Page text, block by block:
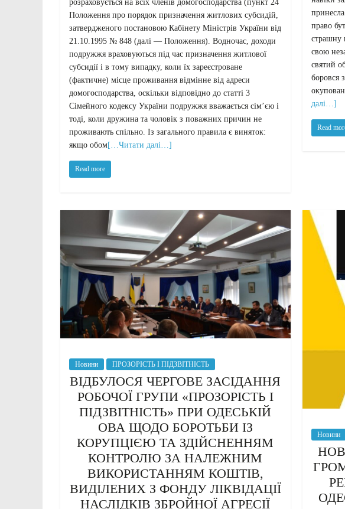
розраховується на всіх членів домогосподарства (пункт 24
Положення про порядок призначення житлових субсидій,
затвердженого постановою Кабінету Міністрів України від
21.10.1995 № 848 (далі — Положення). Водночас, доходи
подружжя враховуються під час призначення житлової
субсидії і в тому випадку, коли їх зареєстроване
(фактичне) місце проживання відмінне від адреси
домогосподарства, оскільки відповідно до статті 3
Сімейного кодексу України подружжя вважається сім’єю і
тоді, коли дружина та чоловік з поважних причин не
проживають спільно. Із загального правила є виняток:
якщо обом[…Читати далі…]
Read more
право
страшну
свою
святий
боровся
далі…]
Read
Новини ПРОЗОРІСТЬ І ПІДЗВІТНІСТЬ
ВІДБУЛОСЯ ЧЕРГОВЕ ЗАСІДАННЯ
РОБОЧОЇ ГРУПИ «ПРОЗОРІСТЬ І
ПІДЗВІТНІСТЬ» ПРИ ОДЕСЬКІЙ
ОВА ЩОДО БОРОТЬБИ ІЗ
КОРУПЦІЄЮ ТА ЗДІЙСНЕННЯМ
КОНТРОЛЮ ЗА НАЛЕЖНИМ
ВИКОРИСТАННЯМ КОШТІВ,
ВИДІЛЕНИХ З ФОНДУ ЛІКВІДАЦІЇ
НАСЛІДКІВ ЗБРОЙНОЇ АГРЕСІЇ
Новини